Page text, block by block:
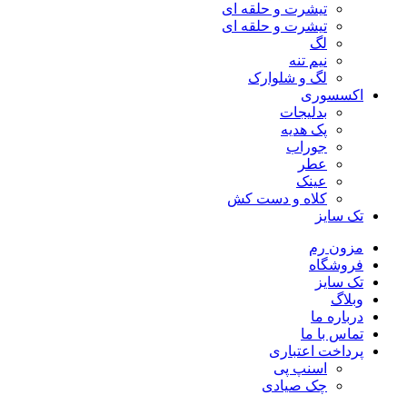
تیشرت و حلقه ای
تیشرت و حلقه ای
لگ
نیم تنه
لگ و شلوارک
اکسسوری
بدلیجات
پک هدیه
جوراب
عطر
عینک
کلاه و دست کش
تک سایز
مزون رم
فروشگاه
تک سایز
وبلاگ
درباره ما
تماس با ما
پرداخت اعتباری
اسنپ پی
چک صیادی